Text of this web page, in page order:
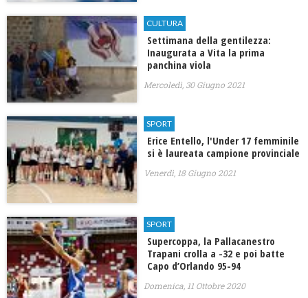
CULTURA
Settimana della gentilezza:
Inaugurata a Vita la prima
panchina viola
Mercoledì, 30 Giugno 2021
SPORT
Erice Entello, l'Under 17 femminile
si è laureata campione provinciale
Venerdì, 18 Giugno 2021
SPORT
Supercoppa, la Pallacanestro
Trapani crolla a -32 e poi batte
Capo d’Orlando 95-94
Domenica, 11 Ottobre 2020